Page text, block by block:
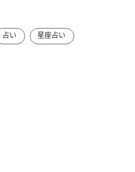
占い
星座占い